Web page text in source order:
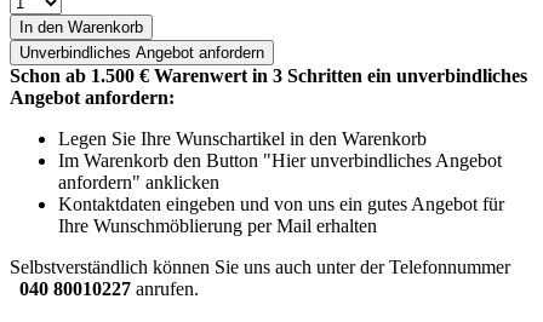
In den Warenkorb
Unverbindliches Angebot anfordern
Schon ab 1.500 € Warenwert in 3 Schritten ein unverbindliches
Angebot anfordern:
Legen Sie Ihre Wunschartikel in den Warenkorb
Im Warenkorb den Button "Hier unverbindliches Angebot
anfordern" anklicken
Kontaktdaten eingeben und von uns ein gutes Angebot für
Ihre Wunschmöblierung per Mail erhalten
Selbstverständlich können Sie uns auch unter der Telefonnummer
040 80010227 anrufen.